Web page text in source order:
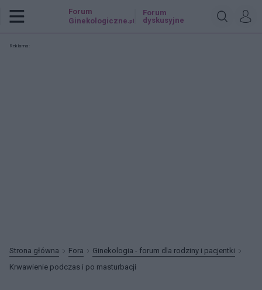
Forum
Ginekologiczne .pl
Forum
dyskusyjne
Reklama:
Strona główna Fora
Ginekologia - forum dla rodziny i pacjentki
Krwawienie podczas i po masturbacji